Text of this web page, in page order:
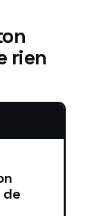
rien